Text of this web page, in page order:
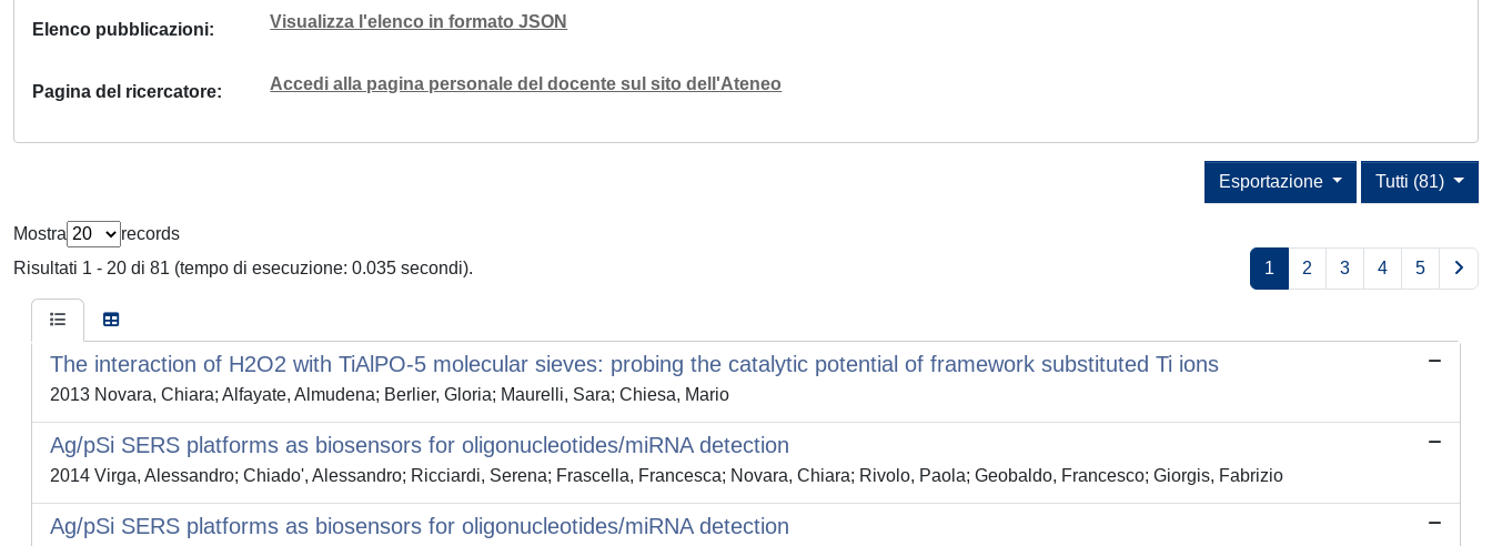
Elenco pubblicazioni Visualizza l'elenco in formato JSON
Pagina del ricercatore Accedi alla pagina personale del docente sul sito dell'Ateneo
Tutti (81)
Esportazione
Mostra
records
Risultati 1 - 20 di 81 (tempo di esecuzione: 0.035 secondi).
1 2 3 4 5
The interaction of H2O2 with TiAlPO-5 molecular sieves: probing the catalytic potential of framework substituted Ti ions
2013 Novara, Chiara; Alfayate, Almudena; Berlier, Gloria; Maurelli, Sara; Chiesa, Mario
Ag/pSi SERS platforms as biosensors for oligonucleotides/miRNA detection
2014 Virga, Alessandro; Chiado', Alessandro; Ricciardi, Serena; Frascella, Francesca; Novara, Chiara; Rivolo, Paola; Geobaldo, Francesco; Giorgis, Fabrizio
Ag/pSi SERS platforms as biosensors for oligonucleotides/miRNA detection